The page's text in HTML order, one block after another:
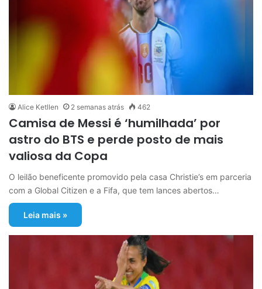
Alice Ketllen 2 semanas atrás 462
Camisa de Messi é ‘humilhada’ por
astro do BTS e perde posto de mais
valiosa da Copa
O leilão beneficente promovido pela casa Christie’s em parceria
com a Global Citizen e a Fifa, que tem lances abertos…
Leia mais »